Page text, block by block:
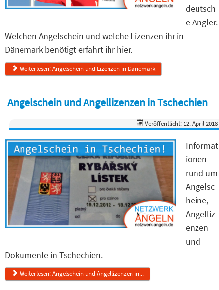
deutsch
e Angler.
Welchen Angelschein und welche Lizenzen ihr in
Dänemark benötigt erfahrt ihr hier.
Weiterlesen: Angelschein und Lizenzen in Dänemark
Angelschein und Angellizenzen in Tschechien
Veröffentlicht: 12. April 2018
Informat
ionen
rund um
Angelsc
heine,
Angelliz
enzen
und
Dokumente in Tschechien.
Weiterlesen: Angelschein und Angellizenzen in...